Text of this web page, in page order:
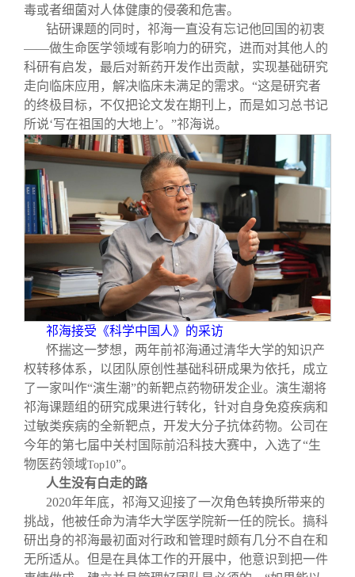
毒或者细菌对人体健康的侵袭和危害。
钻研课题的同时，祁海一直没有忘记他回国的初衷
——做生命医学领域有影响力的研究，进而对其他人的
科研有启发，最后对新药开发作出贡献，实现基础研究
走向临床应用，解决临床未满足的需求。“这是研究者
的终极目标，不仅把论文发在期刊上，而是如习总书记
所说‘写在祖国的大地上’。”祁海说。
祁海接受《科学中国人》的采访
怀揣这一梦想，两年前祁海通过清华大学的知识产
权转移体系，以团队原创性基础科研成果为依托，成立
了一家叫作“演生潮”的新靶点药物研发企业。演生潮将
祁海课题组的研究成果进行转化，针对自身免疫疾病和
过敏类疾病的全新靶点，开发大分子抗体药物。公司在
今年的第七届中关村国际前沿科技大赛中，入选了“生
物医药领域Top10”。
人生没有白走的路
2020年年底，祁海又迎接了一次角色转换所带来的
挑战，他被任命为清华大学医学院新一任的院长。搞科
研出身的祁海最初面对行政和管理时颇有几分不自在和
无所适从。但是在具体工作的开展中，他意识到把一件